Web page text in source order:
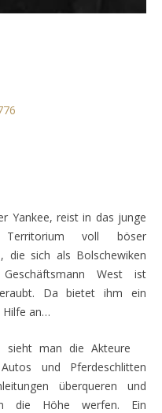
Yankee, reist in das junge
Territorium voll böser
die sich als Bolschewiken
West ist
Da bietet ihm ein
Hilfe an…
sieht man die Akteure
und Pferdeschlitten
überqueren und
die Höhe werfen. Ein